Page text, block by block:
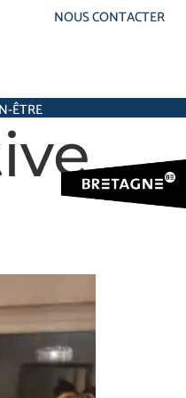
NOUS CONTACTER
ÊTRE